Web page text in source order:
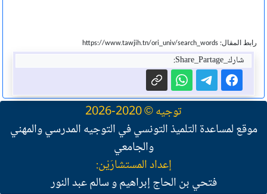
رابط المقال: https://www.tawjih.tn/ori_univ/search_words
شارك_Share_Partage:
توجيه © 2020-2026
موقع لمساعدة التلميذ التونسي في التوجيه المدرسي والمهني
والجامعي
إعداد المستشارَيْن:
فتحي بن الحاج إبراهيم و سالم عبد النور